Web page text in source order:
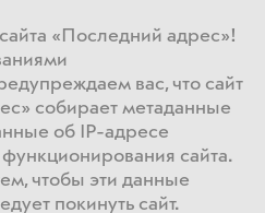
«Последний адрес»!
вас, что сайт
собирает метаданные
об IP-адресе
сайта​.
чтобы эти данные
покинуть сайт.